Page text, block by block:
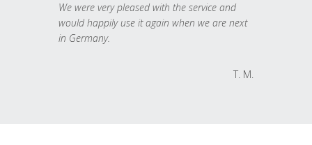
We were very pleased with the service and
would happily use it again when we are next
in Germany.
T. M.